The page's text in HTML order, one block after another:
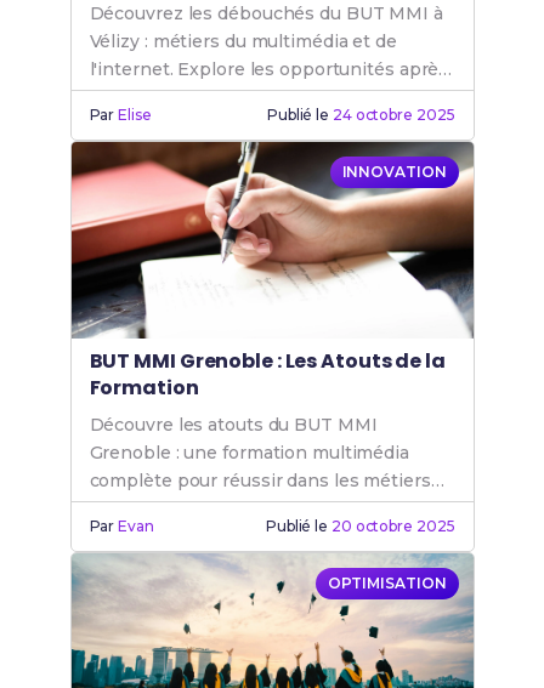
Découvrez les débouchés du BUT MMI à
Vélizy : métiers du multimédia et de
l'internet. Explore les opportunités après
un BUT MMI pour ta carrière.
ParElise Publié le 24 octobre 2025
INNOVATION
BUT MMI Grenoble : Les Atouts de la
Formation
Découvre les atouts du BUT MMI
Grenoble : une formation multimédia
complète pour réussir dans les métiers
de l'internet et du digital. Rejoins le BUT
MMI.
ParEvan Publié le 20 octobre 2025
OPTIMISATION